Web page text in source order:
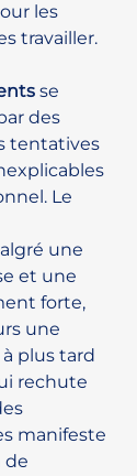
les
travailler.
se
des
tentatives
Le
une
et une
forte,
une
plus tard
rechute
manifeste
de